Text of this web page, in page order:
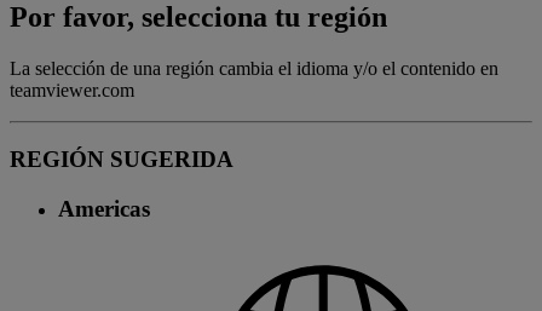
Por favor, selecciona tu región
La selección de una región cambia el idioma y/o el contenido en
teamviewer.com
REGIÓN SUGERIDA
Americas